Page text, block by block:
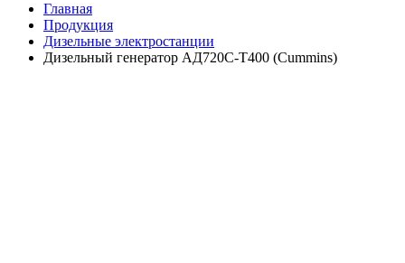
Главная
Продукция
Дизельные электростанции
Дизельный генератор АД720С-Т400 (Cummins)